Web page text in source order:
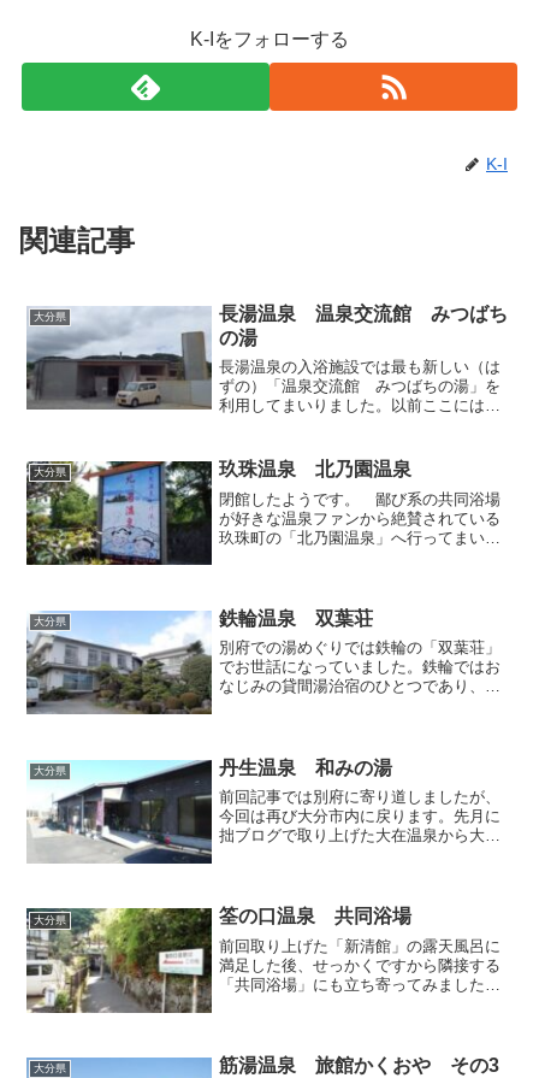
K-Iをフォローする
K-I
関連記事
大分県
長湯温泉 温泉交流館 みつばち
の湯
長湯温泉の入浴施設では最も新しい（は
ずの）「温泉交流館 みつばちの湯」を
利用してまいりました。以前ここには
その跡地に現在の施設が新築されまし
た。金属の素材感を活かしたい...
大分県 玖珠温泉 北乃園温泉
閉館したようです。 鄙び系の共同浴場
が好きな温泉ファンから絶賛されている
玖珠町の「北乃園温泉」へ行ってまいり
るように、確かに予...
大分県 鉄輪温泉 双葉荘
別府での湯めぐりでは鉄輪の「双葉荘」
でお世話になっていました。鉄輪ではお
なじみの貸間湯治宿のひとつであり、温
面玄関、鉄輪の中心部側...
大分県 丹生温泉 和みの湯
前回記事では別府に寄り道しましたが、
今回は再び大分市内に戻ります。先月に
拙ブログで取り上げた大在温泉から大野
ながら通りの右側へちょっ...
大分県 筌の口温泉 共同浴場
前回取り上げた「新清館」の露天風呂に
満足した後、せっかくですから隣接する
「共同浴場」にも立ち寄ってみました。
なのか体感してみたかった...
大分県
筋湯温泉 旅館かくおや その3